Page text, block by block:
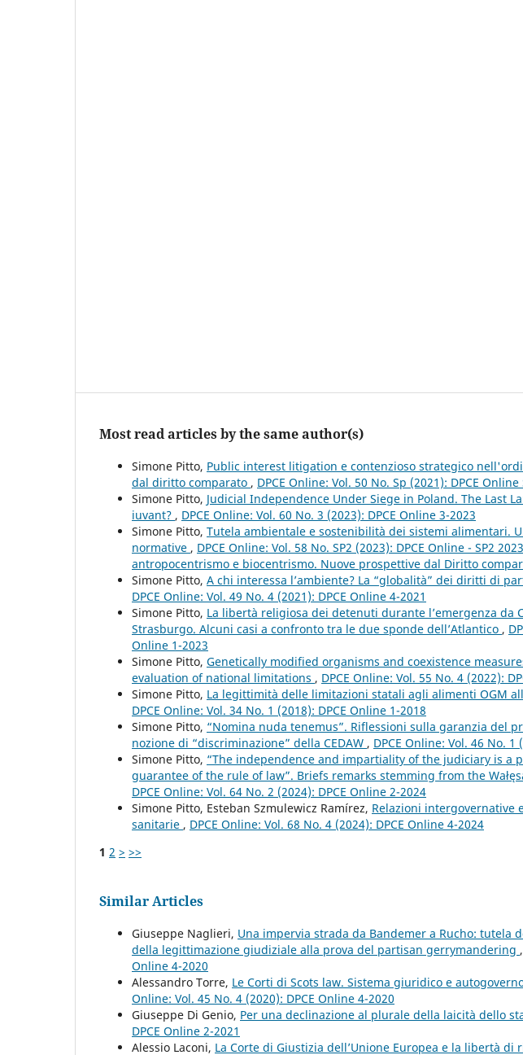
Most read articles by the same author(s)
Simone Pitto, Public interest litigation e contenzioso strategico
dal diritto comparato , DPCE Online: Vol. 50 No. Sp (2021): DPCE Online
Simone Pitto, Judicial Independence Under Siege in Poland. The Last
iuvant? , DPCE Online: Vol. 60 No. 3 (2023): DPCE Online 3-2023
Simone Pitto, Tutela ambientale e sostenibilità dei sistemi alimentari.
normative , DPCE Online: Vol. 58 No. SP2 (2023): DPCE Online - SP2
antropocentrismo e biocentrismo. Nuove prospettive dal Diritto
Simone Pitto, A chi interessa l’ambiente? La “globalità” dei diritti di
DPCE Online: Vol. 49 No. 4 (2021): DPCE Online 4-2021
Simone Pitto, La libertà religiosa dei detenuti durante l’emergenza da
Strasburgo. Alcuni casi a confronto tra le due sponde dell’Atlantico ,
Online 1-2023
Simone Pitto, Genetically modified organisms and coexistence
evaluation of national limitations , DPCE Online: Vol. 55 No. 4 (2022):
Simone Pitto, La legittimità delle limitazioni statali agli alimenti OGM
DPCE Online: Vol. 34 No. 1 (2018): DPCE Online 1-2018
Simone Pitto, “Nomina nuda tenemus”. Riflessioni sulla garanzia del
nozione di “discriminazione” della CEDAW , DPCE Online: Vol. 46 No. 1
Simone Pitto, “The independence and impartiality of the judiciary is a
guarantee of the rule of law”. Briefs remarks stemming from the
DPCE Online: Vol. 64 No. 2 (2024): DPCE Online 2-2024
Simone Pitto, Esteban Szmulewicz Ramírez, Relazioni intergovernative
sanitarie , DPCE Online: Vol. 68 No. 4 (2024): DPCE Online 4-2024
1 2 > >>
Similar Articles
Giuseppe Naglieri, Una impervia strada da Bandemer a Rucho: tutela
della legittimazione giudiziale alla prova del partisan gerrymandering ,
Online 4-2020
Alessandro Torre, Le Corti di Scots law. Sistema giuridico e
Online: Vol. 45 No. 4 (2020): DPCE Online 4-2020
Giuseppe Di Genio, Per una declinazione al plurale della laicità dello
DPCE Online 2-2021
Alessio Laconi, La Corte di Giustizia dell’Unione Europea e la libertà